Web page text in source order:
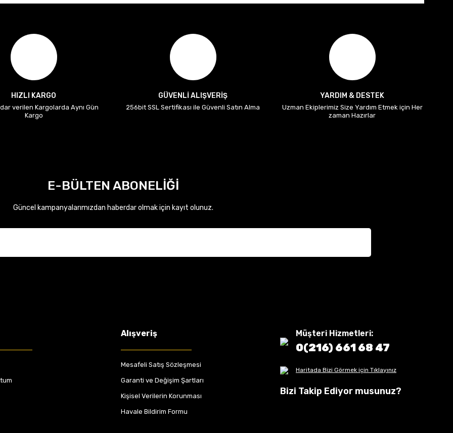
HIZLI KARGO
verilen Kargolarda Aynı Gün
Kargo
GÜVENLİ ALIŞVERİŞ
256bit SSL Sertifikası ile Güvenli Satın Alma
YARDIM & DESTEK
Uzman Ekiplerimiz Size Yardım Etmek için Her
zaman Hazırlar
E-BÜLTEN ABONELİĞİ
Güncel kampanyalarımızdan haberdar olmak için kayıt olunuz.
Alışveriş
Mesafeli Satış Sözleşmesi
Garanti ve Değişim Şartları
Kişisel Verilerin Korunması
Havale Bildirim Formu
Müşteri Hizmetleri:
0(216) 661 68 47
Haritada Bizi Görmek için Tıklayınız
Bizi Takip Ediyor musunuz?